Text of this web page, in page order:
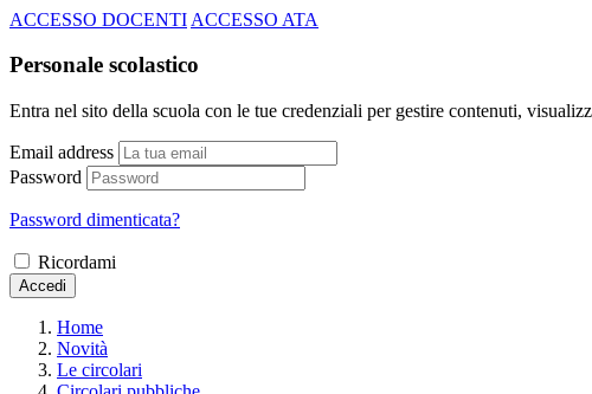
ACCESSO DOCENTI ACCESSO ATA
Personale scolastico
Entra nel sito della scuola con le tue credenziali per gestire contenuti,
Email address
Password
Password dimenticata?
Ricordami
Accedi
Home
Novità
Le circolari